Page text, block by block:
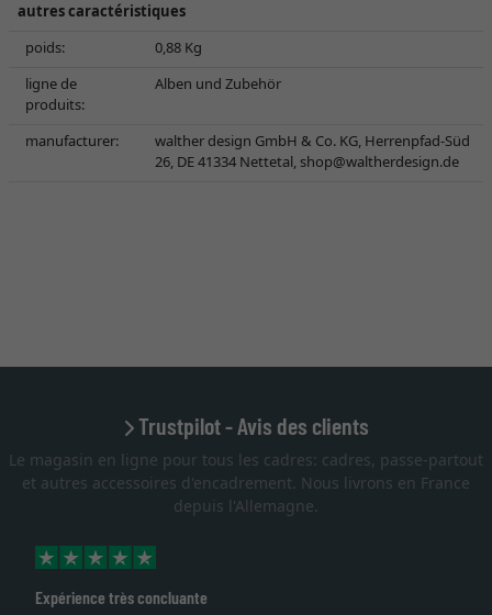
autres caractéristiques
poids:
0,88 Kg
ligne de
produits:
Alben und Zubehör
manufacturer:
walther design GmbH & Co. KG, Herrenpfad-Süd
26, DE 41334 Nettetal,shop@waltherdesign.de
Trustpilot - Avis des clients
Le magasin en ligne pour tous les cadres: cadres, passe-partout
et autres accessoires d'encadrement. Nous livrons en France
depuis l'Allemagne.
Expérience très concluante